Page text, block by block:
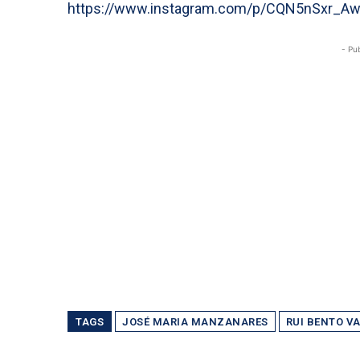
https://www.instagram.com/p/
-
TAGS JOSÉ MARIA MANZANARES RUI BENTO